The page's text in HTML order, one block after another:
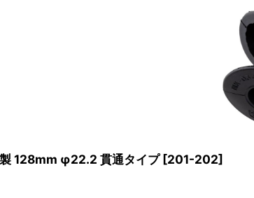
128mm φ22.2 貫通タイプ [201-202]